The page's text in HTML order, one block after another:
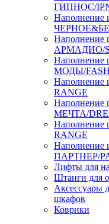
ГИПНОС/
Наполнение
АРМАДИО/
МОДЫ/
RANGE
Наполнение
МЕЧТА/
Наполнение
RANGE
Наполнение
ПАРТНЕР/
Лифты для
Штанги для
Аксессуары
шкафов
Коврики